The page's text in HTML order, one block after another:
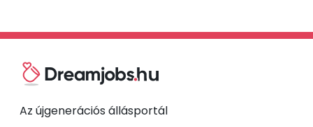
Az újgenerációs állásportál